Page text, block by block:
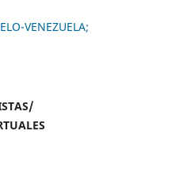
VENEZUELA;